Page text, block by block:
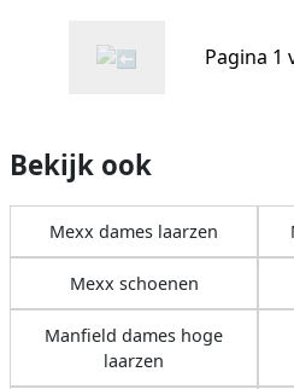
Pagina 1
Bekijk ook
Mexx dames laarzen
Mexx schoenen
Manfield dames hoge
laarzen